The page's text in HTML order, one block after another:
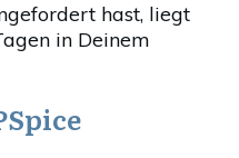
hast, liegt
in Deinem